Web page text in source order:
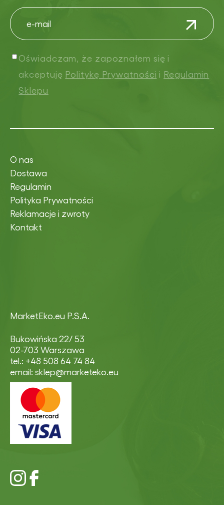
Oświadczam, że zapoznałem się i
akceptuję Politykę Prywatności i Regulamin
Sklepu
MarketEko.eu P.S.A.
Bukowińska 22/ 53
02-703 Warszawa
tel.: +48 508 64 74 84
email: sklep@marketeko.eu
O nas
Dostawa
Regulamin
Polityka Prywatności
Reklamacje i zwroty
Kontakt